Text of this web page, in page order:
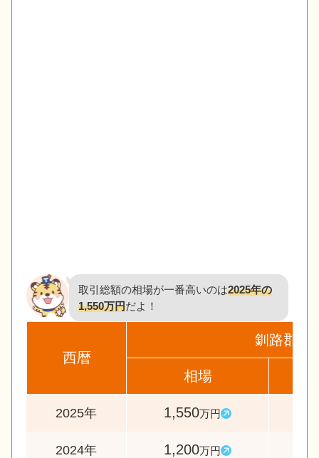
取引総額の相場が一番高いのは2025年の
1,550万円だよ！
西暦
釧路郡釧
相場
2025年 1,550万円
2024年 1,200万円